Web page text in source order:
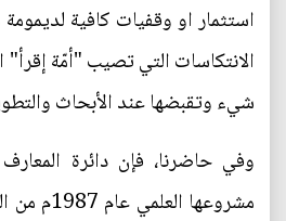
استثمار او وقفيات كافية
الانتكاسات التي تصيب "أمّة
شيء وتقبضها عند الأبحاث
وفي حاضرنا، فإن دائرة
مشروعها